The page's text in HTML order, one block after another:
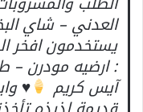
العدني – شاي
يستخدمون افخر
: ارضيه مودرن –
آيس كريم ♥️